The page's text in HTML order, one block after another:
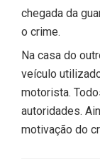
chegada da
o crime.
Na casa do
veículo
motorista.
autoridades.
motivação do